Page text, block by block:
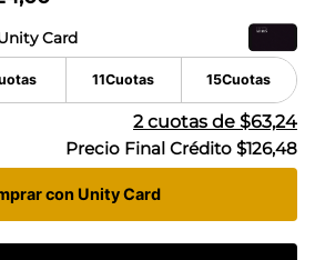
Card
11Cuotas 15Cuotas
2cuotas de $63,24
Precio Final Crédito $126,48
con Unity Card